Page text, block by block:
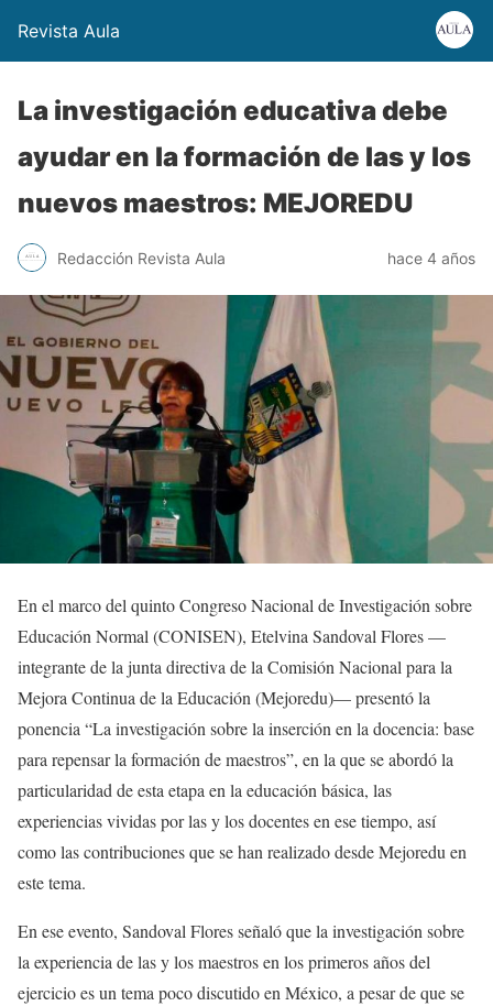
Revista Aula
La investigación educativa debe
ayudar en la formación de las y los
nuevos maestros: MEJOREDU
Redacción Revista Aula hace 4 años
En el marco del quinto Congreso Nacional de Investigación sobre
Educación Normal (CONISEN), Etelvina Sandoval Flores —
integrante de la junta directiva de la Comisión Nacional para la
Mejora Continua de la Educación (Mejoredu)— presentó la
ponencia “La investigación sobre la inserción en la docencia: base
para repensar la formación de maestros”, en la que se abordó la
particularidad de esta etapa en la educación básica, las
experiencias vividas por las y los docentes en ese tiempo, así
como las contribuciones que se han realizado desde Mejoredu en
este tema.
En ese evento, Sandoval Flores señaló que la investigación sobre
la experiencia de las y los maestros en los primeros años del
ejercicio es un tema poco discutido en México, a pesar de que se